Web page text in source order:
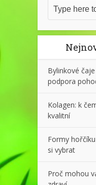
Bylinkové
podpora
Kolagen: k
kvalitní
Formy
si vybrat
Proč mohou